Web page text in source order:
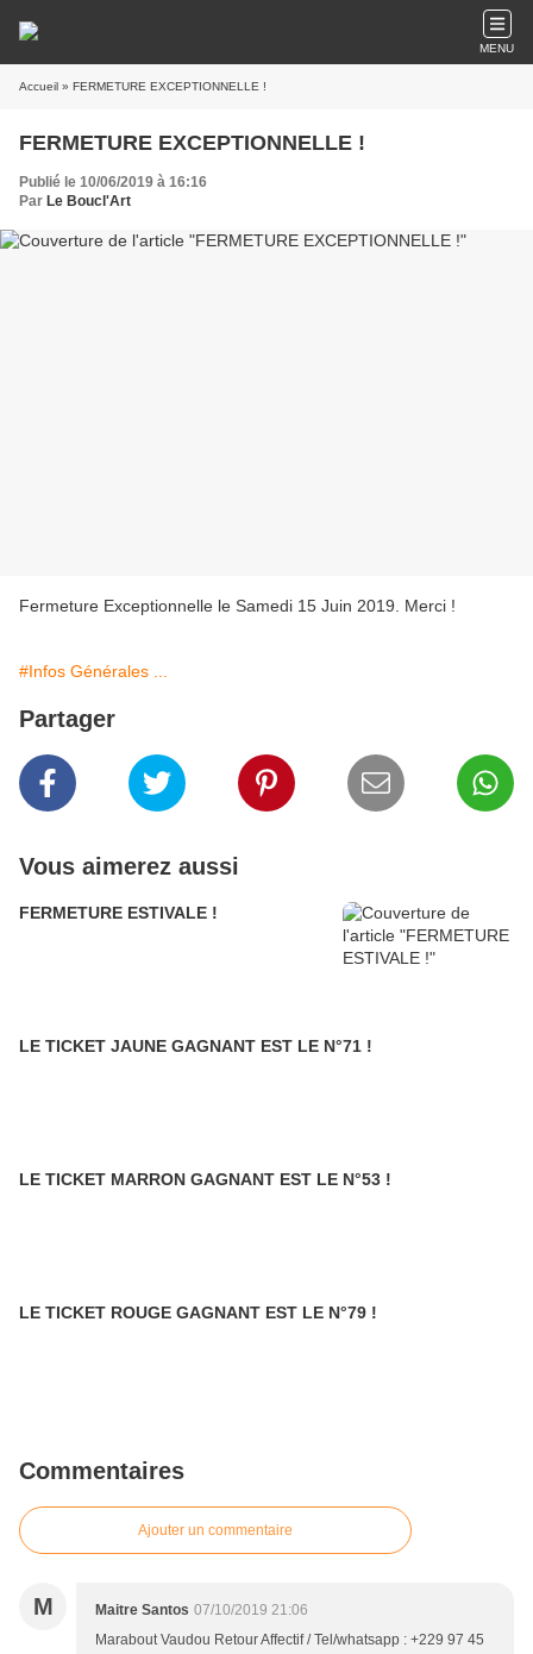
MENU
Accueil » FERMETURE EXCEPTIONNELLE !
FERMETURE EXCEPTIONNELLE !
Publié le 10/06/2019 à 16:16
Par Le Boucl'Art
Fermeture Exceptionnelle le Samedi 15 Juin 2019. Merci !
#Infos Générales ...
Partager
Vous aimerez aussi
FERMETURE ESTIVALE !
LE TICKET JAUNE GAGNANT EST LE N°71 !
LE TICKET MARRON GAGNANT EST LE N°53 !
LE TICKET ROUGE GAGNANT EST LE N°79 !
Commentaires
Ajouter un commentaire
M Maitre Santos 07/10/2019 21:06
Marabout Vaudou Retour Affectif / Tel/whatsapp : +229 97 45